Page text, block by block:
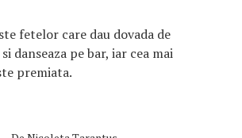
fetelor care dau dovada de
danseaza pe bar, iar cea mai
premiata.